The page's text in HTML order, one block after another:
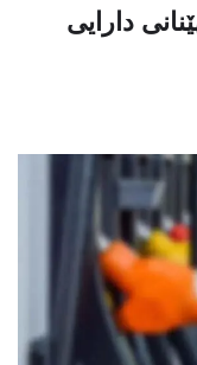
دارایی